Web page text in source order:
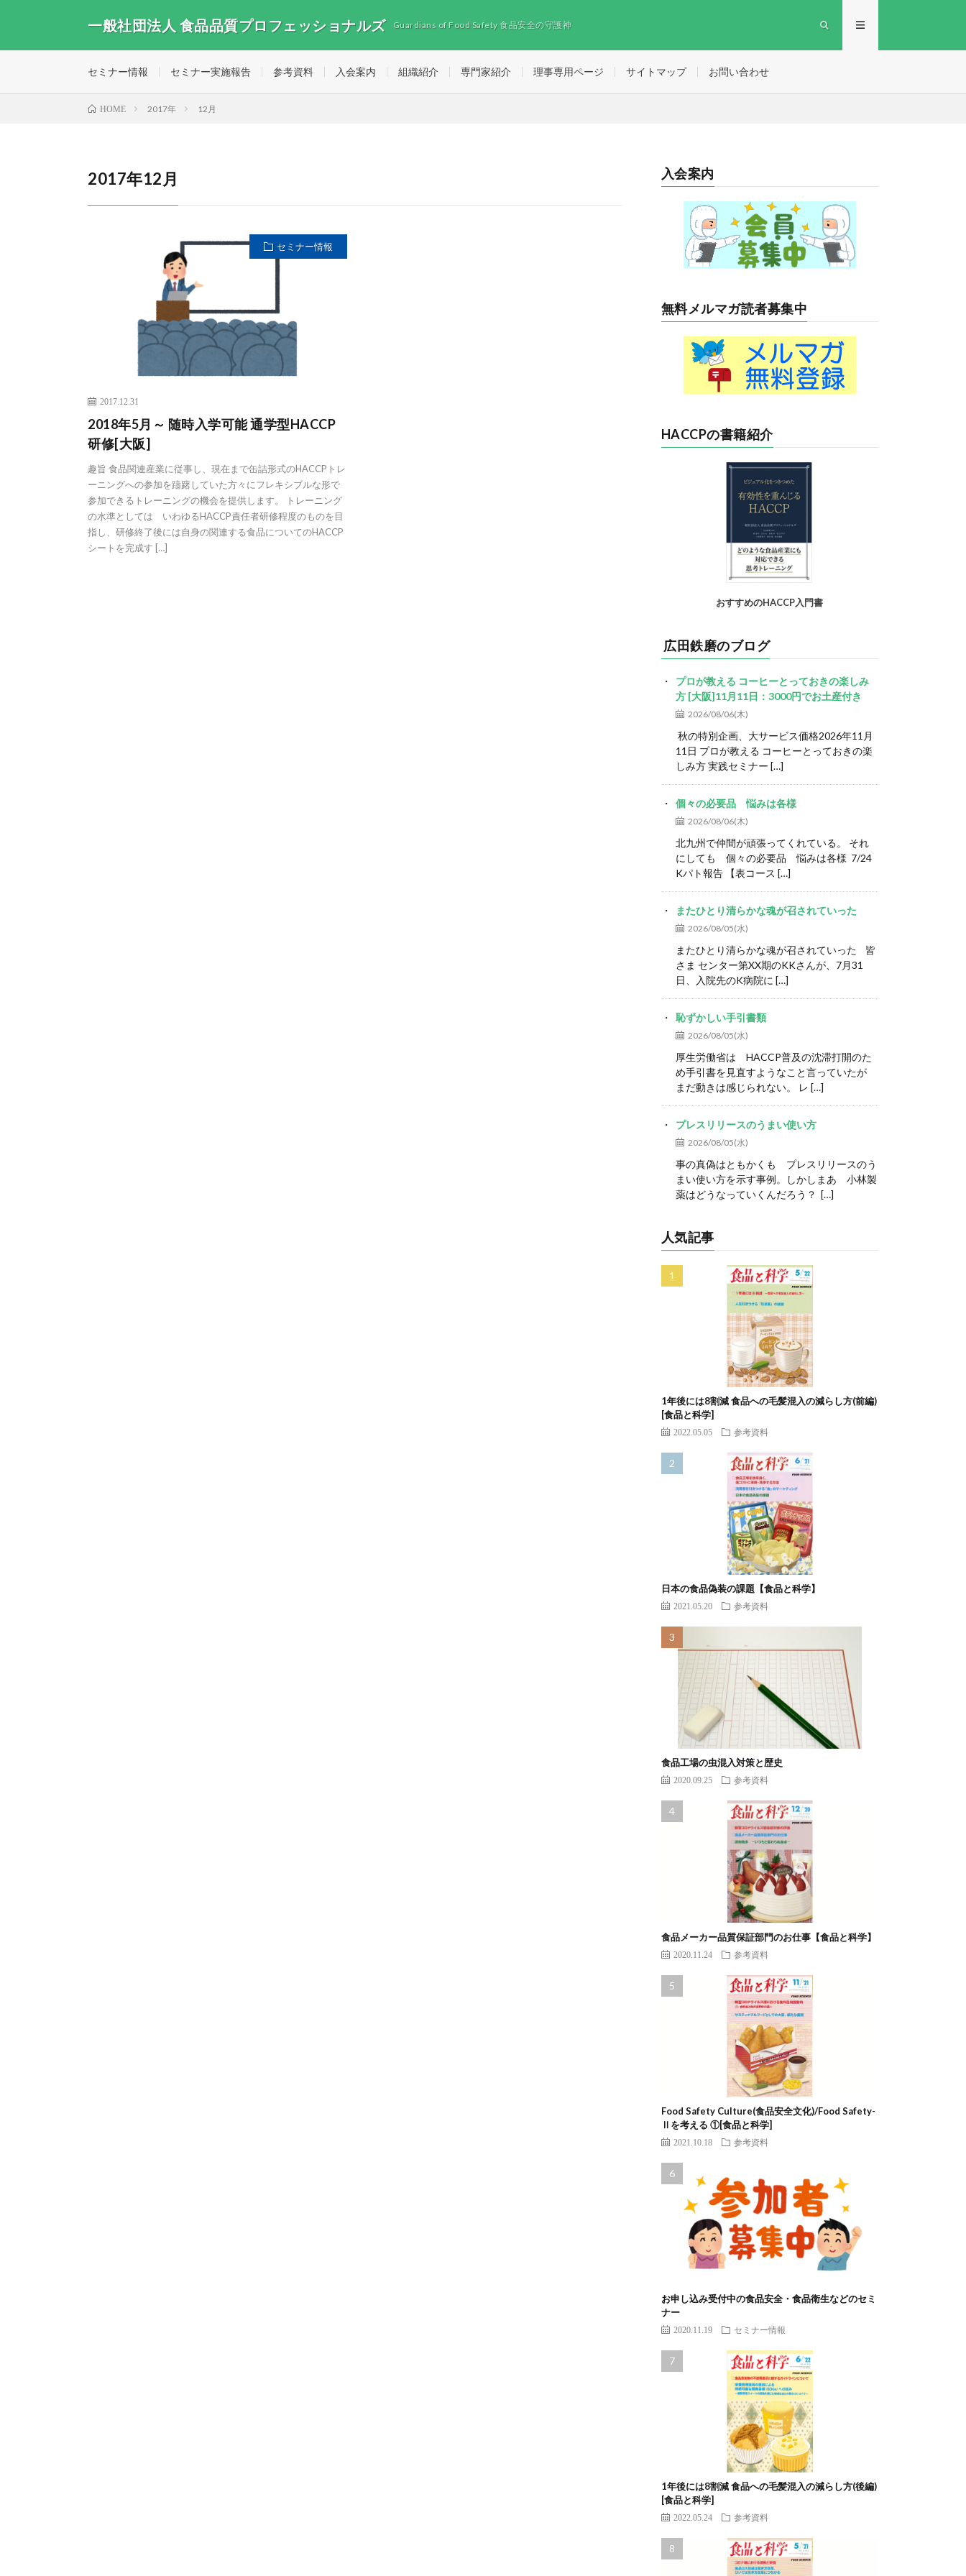
一般社団法人 食品品質プロフェッショナルズ Guardians of Food Safety 食品安全の守護神
セミナー情報 セミナー実施報告 参考資料 入会案内 組織紹介 専門家紹介 理事専用ページ サイトマップ お問い合わせ
HOME 2017年 12月
2017年12月
セミナー情報
2017.12.31
2018年5月～ 随時入学可能 通学型HACCP
研修[大阪]
趣旨 食品関連産業に従事し、現在まで缶詰形式のHACCPトレ
ーニングへの参加を躊躇していた方々にフレキシブルな形で
参加できるトレーニングの機会を提供します。 トレーニング
の水準としては いわゆるHACCP責任者研修程度のものを目
指し、研修終了後には自身の関連する食品についてのHACCP
シートを完成す […]
入会案内
無料メルマガ読者募集中
HACCPの書籍紹介
おすすめのHACCP入門書
広田鉄磨のブログ
プロが教える コーヒーとっておきの楽しみ
方 [大阪]11月11日：3000円でお土産付き
2026/08/06(木)
秋の特別企画、大サービス価格2026年11月
11日 プロが教える コーヒーとっておきの楽
しみ方 実践セミナー […]
個々の必要品 悩みは各様
2026/08/06(木)
北九州で仲間が頑張ってくれている。 それ
にしても 個々の必要品 悩みは各様 7/24
Kパト報告 【表コース […]
またひとり清らかな魂が召されていった
2026/08/05(水)
またひとり清らかな魂が召されていった 皆
さま センター第XX期のKKさんが、7月31
日、入院先のK病院に […]
恥ずかしい手引書類
2026/08/05(水)
厚生労働省は HACCP普及の沈滞打開のた
め手引書を見直すようなこと言っていたが
まだ動きは感じられない。 レ […]
プレスリリースのうまい使い方
2026/08/05(水)
事の真偽はともかくも プレスリリースのう
まい使い方を示す事例。しかしまあ 小林製
薬はどうなっていくんだろう？ […]
人気記事
1年後には8割減 食品への毛髪混入の減らし方(前編)
[食品と科学]
2022.05.05 参考資料
日本の食品偽装の課題【食品と科学】
2021.05.20 参考資料
食品工場の虫混入対策と歴史
2020.09.25 参考資料
食品メーカー品質保証部門のお仕事【食品と科学】
2020.11.24 参考資料
Food Safety Culture(食品安全文化)/Food Safety-
Ⅱを考える ①[食品と科学]
2021.10.18 参考資料
お申し込み受付中の食品安全・食品衛生などのセミ
ナー
2020.11.19 セミナー情報
1年後には8割減 食品への毛髪混入の減らし方(後編)
[食品と科学]
2022.05.24 参考資料